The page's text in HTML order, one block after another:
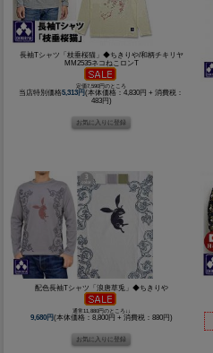
長袖Tシャツ「枝垂桜猫」◆ちきりや/和柄チキリヤ
MM2535ネコねこロンT
定価7,590円のところ
当店特別価格5,313円(本体価格：4,830円 + 消費税：
483円)
配色長袖Tシャツ「浪唐草兎」◆ちきりや
通常11,880円のところ↓↓
9,680円(本体価格：8,800円 + 消費税：880円)